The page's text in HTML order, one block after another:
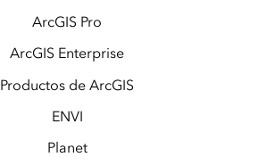
ArcGIS Pro
ArcGIS Enterprise
Productos de ArcGIS
ENVI
Planet